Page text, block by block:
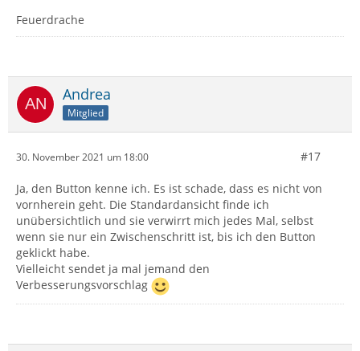
Feuerdrache
Andrea
Mitglied
30. November 2021 um 18:00 #17
Ja, den Button kenne ich. Es ist schade, dass es nicht von
vornherein geht. Die Standardansicht finde ich
unübersichtlich und sie verwirrt mich jedes Mal, selbst
wenn sie nur ein Zwischenschritt ist, bis ich den Button
geklickt habe.
Vielleicht sendet ja mal jemand den
Verbesserungsvorschlag